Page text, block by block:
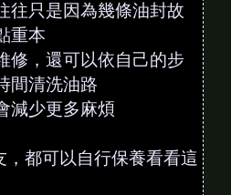
往只是因為幾條油封故
重本
修，還可以依自己的步
間清洗油路
減少更多麻煩
都可以自行保養看看這